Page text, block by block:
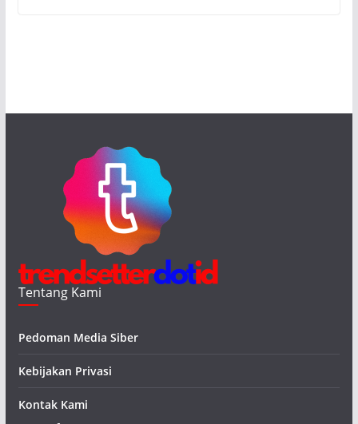
Tentang Kami
Pedoman Media Siber
Kebijakan Privasi
Kontak Kami